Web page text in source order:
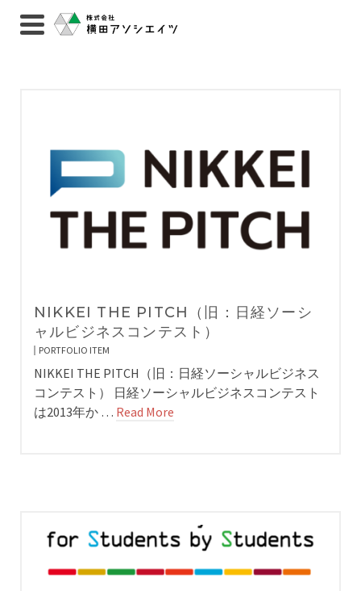
NIKKEI THE PITCH（旧：日経ソーシ
ャルビジネスコンテスト）
PORTFOLIO ITEM
NIKKEI THE PITCH（旧：日経ソーシャルビジネス
コンテスト） 日経ソーシャルビジネスコンテスト
は2013年か … Read More